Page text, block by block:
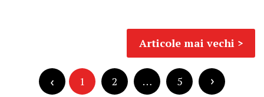
articole
Articole mai vechi
articole
1 2 … 5